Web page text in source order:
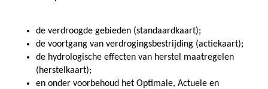
de verdroogde gebieden (standaardkaart);
de voortgang van verdrogingsbestrijding (actiekaart);
de hydrologische effecten van herstel maatregelen
(herstelkaart);
en onder voorbehoud het Optimale, Actuele en